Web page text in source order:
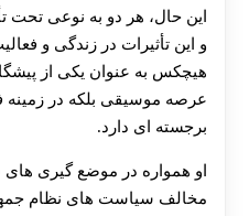
این حال، هر دو به‌ نوعی تحت
و این تأثیرات در زندگی و
هیچکس به‌ عنوان یکی از
عرصه موسیقی بلکه در
برجسته‌ ای دارد.
او همواره در موضع‌ گیری‌
مخالف سیاست‌ های نظام